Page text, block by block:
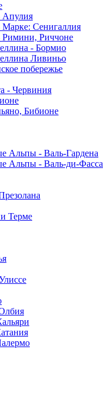
Апулия
Марке: Сенигаллия
Римини, Риччоне
- Бормио
Ливиньо
побережье
- Червиния
Бибионе
Альпы - Валь-Гардена
Альпы - Валь-ди-Фасса
Терме